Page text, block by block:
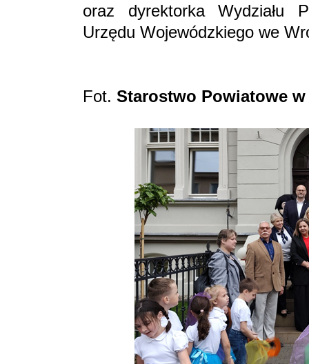
oraz dyrektorka Wydziału
Urzędu Wojewódzkiego we
Fot. Starostwo Powiatowe w